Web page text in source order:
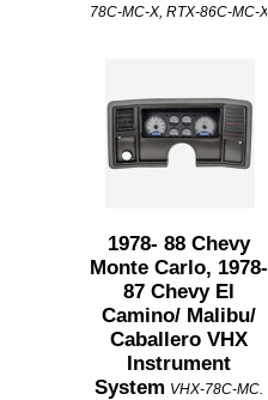
78C-MC-X, RTX-86C-MC-X
1978- 88 Chevy
Monte Carlo, 1978-
87 Chevy El
Camino/ Malibu/
Caballero VHX
Instrument
System VHX-78C-MC.